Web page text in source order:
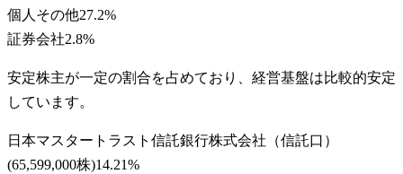
個人その他27.2%
証券会社2.8%
安定株主が一定の割合を占めており、経営基盤は比較的安定
しています。
日本マスタートラスト信託銀行株式会社（信託口）
(65,599,000株)14.21%